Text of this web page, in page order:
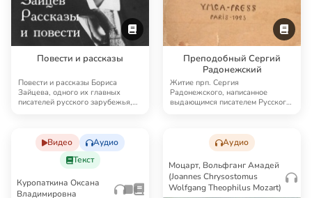
Повести и рассказы
Повести и рассказы Бориса
Зайцева, одного их главных
писателей русского зарубежья,
Преподобный Сергий
Радонежский
Житие прп. Сергия
Радонежского, написанное
выдающимся писателем Русского
Видео
Аудио
Текст
Куропаткина Оксана
Владимировна
Аудио
Моцарт, Вольфганг Амадей
(Joannes Chrysostomus
Wolfgang Theophilus Mozart)